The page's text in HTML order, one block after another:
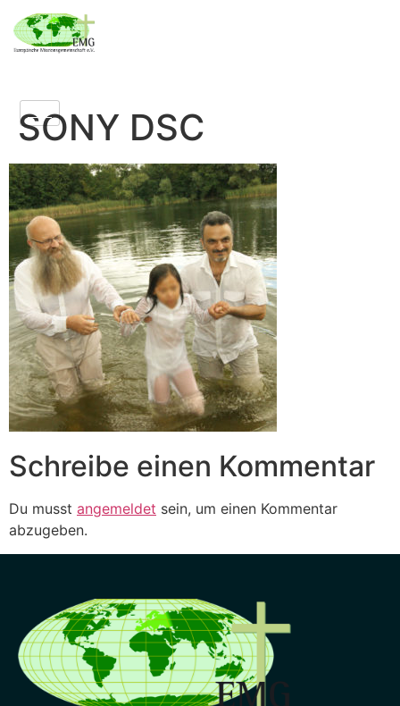
SONY DSC
Schreibe einen Kommentar
Du musst angemeldet sein, um einen Kommentar
abzugeben.